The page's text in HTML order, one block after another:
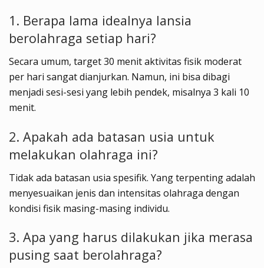
1. Berapa lama idealnya lansia
berolahraga setiap hari?
Secara umum, target 30 menit aktivitas fisik moderat
per hari sangat dianjurkan. Namun, ini bisa dibagi
menjadi sesi-sesi yang lebih pendek, misalnya 3 kali 10
menit.
2. Apakah ada batasan usia untuk
melakukan olahraga ini?
Tidak ada batasan usia spesifik. Yang terpenting adalah
menyesuaikan jenis dan intensitas olahraga dengan
kondisi fisik masing-masing individu.
3. Apa yang harus dilakukan jika merasa
pusing saat berolahraga?